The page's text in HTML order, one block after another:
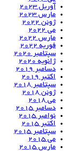
آوریل 2023
مارس 2023
ژوئن 2022
می 2022
مارس 2022
فوریه 2022
سپتامبر 2020
ژانویه 2020
دسامبر 2019
اکتبر 2019
سپتامبر 2018
ژوئن 2018
می 2018
دسامبر 2015
نوامبر 2015
اکتبر 2015
سپتامبر 2015
می 2015
مارس 2015